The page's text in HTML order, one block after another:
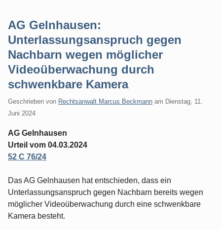
AG Gelnhausen:
Unterlassungsanspruch gegen
Nachbarn wegen möglicher
Videoüberwachung durch
schwenkbare Kamera
Geschrieben von Rechtsanwalt Marcus Beckmann am Dienstag, 11.
Juni 2024
AG Gelnhausen
Urteil vom 04.03.2024
52 C 76/24
Das AG Gelnhausen hat entschieden, dass ein
Unterlassungsanspruch gegen Nachbarn bereits wegen
möglicher Videoüberwachung durch eine schwenkbare
Kamera besteht.